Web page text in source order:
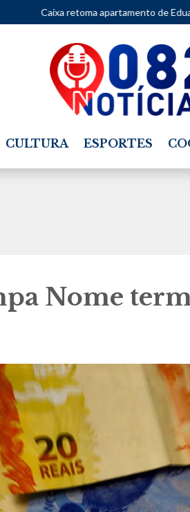
apartamento de Eduardo Bolsonaro
CULTURA ESPORTES
Nome